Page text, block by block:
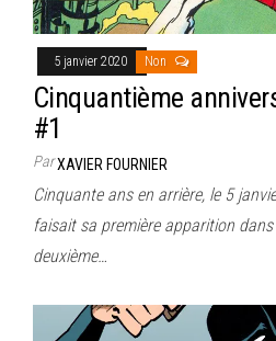
5 janvier 2020 Non
Cinquantième
#1
ParXAVIER FOURNIER
Cinquante ans en arrière, le 5
faisait sa première apparition
deuxième…